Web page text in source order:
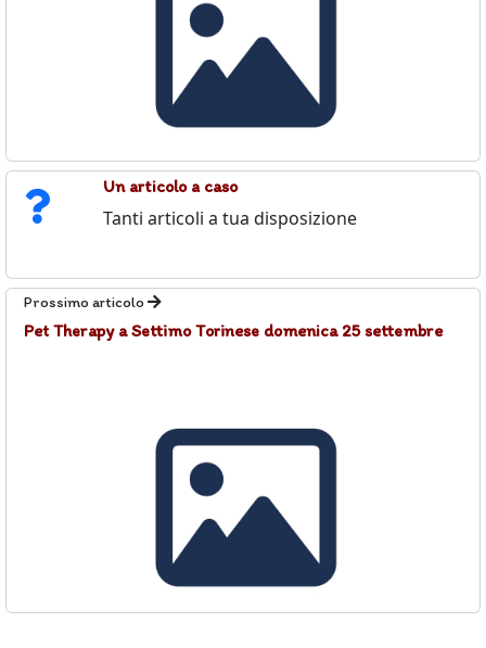
Un articolo a caso
Tanti articoli a tua disposizione
Prossimo articolo
Pet Therapy a Settimo Torinese domenica 25 settembre